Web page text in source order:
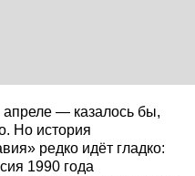
апреле — казалось бы,
Но история
редко идёт гладко:
1990 года